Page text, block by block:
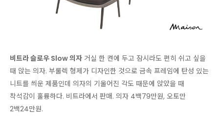
비트라 슬로우 Slow 의자 거실 한 켠에 두고 잠시라도 편히 쉬고 싶을
때 앉는 의자. 부룰렉 형제가 디자인한 것으로 금속 프레임에 탄성 있는
니트를 씌운 제품인데 의자의 기울어진 각도 때문에 앉았을 때
착석감이 훌륭하다. 비트라에서 판매. 의자 4백79만원, 오토만
2백24만원.